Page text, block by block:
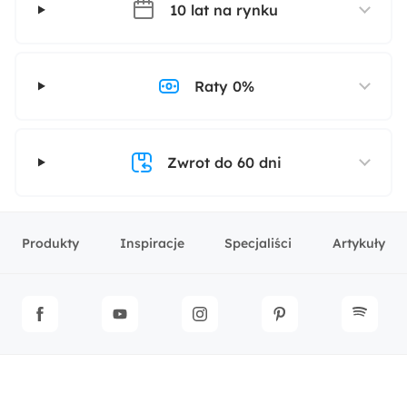
10 lat na rynku
Raty 0%
Zwrot do 60 dni
Produkty Inspiracje Specjaliści Artykuły